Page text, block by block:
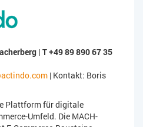
| T +49 89 890 67 35
| Kontakt: Boris
Plattform für digitale
Umfeld. Die MACH-